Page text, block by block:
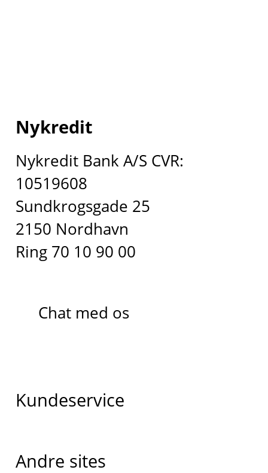
Nykredit
Nykredit Bank A/S CVR:
10519608
Sundkrogsgade 25
2150 Nordhavn
Ring 70 10 90 00
Chat med os
Kundeservice
Andre sites